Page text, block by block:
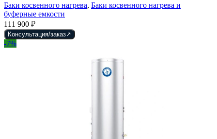
Баки косвенного нагрева, Баки косвенного нагрева и
буферные емкости
111 900 ₽
Консультация/заказ
-7%